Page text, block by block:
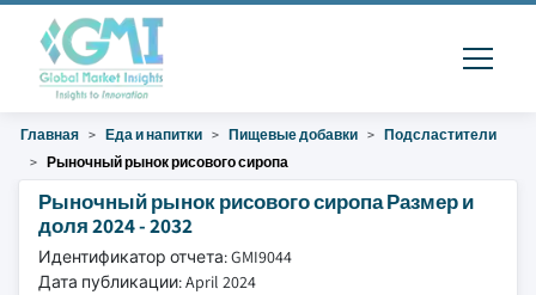
Главная Еда и напитки Пищевые добавки
Подсластители
Рыночный рынок рисового сиропа
Рыночный рынок рисового сиропа Размер и
доля 2024 - 2032
Идентификатор отчета: GMI9044
Дата публикации: April 2024